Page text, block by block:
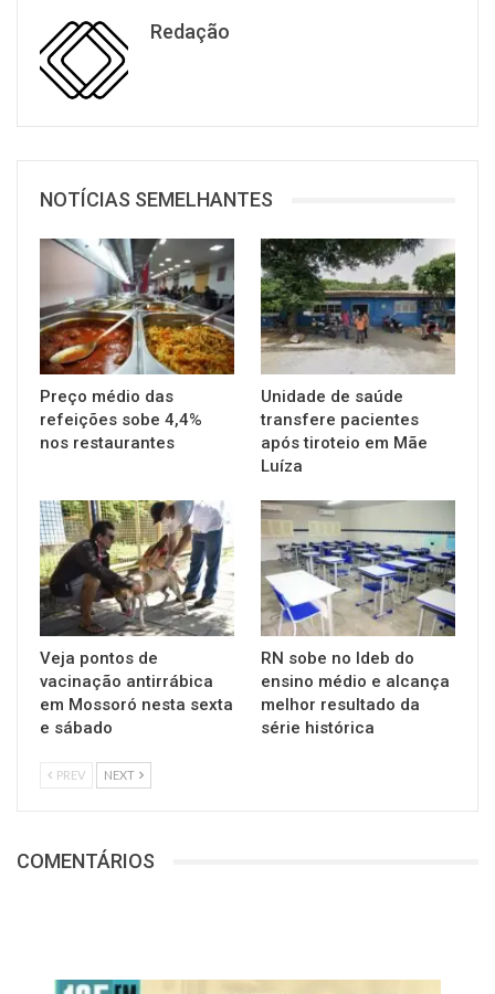
Redação
NOTÍCIAS SEMELHANTES
Preço médio das
refeições sobe 4,4%
nos restaurantes
Unidade de saúde
transfere pacientes
após tiroteio em Mãe
Luíza
Veja pontos de
vacinação antirrábica
em Mossoró nesta sexta
e sábado
RN sobe no Ideb do
ensino médio e alcança
melhor resultado da
série histórica
PREV NEXT
COMENTÁRIOS